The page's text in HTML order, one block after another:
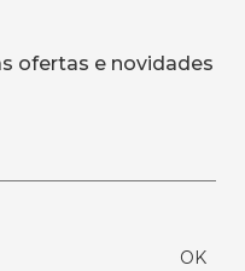
ofertas e novidades
OK